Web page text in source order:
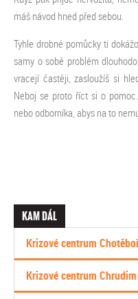
máš návod hned před sebou.
Tyhle drobné pomůcky ti
samy o sobě problém
vracejí častěji, zasloužíš si
Neboj se proto říct si o
nebo odborníka, abys na to
KAM DÁL
Krizové centrum
Krizové centrum Chrudim